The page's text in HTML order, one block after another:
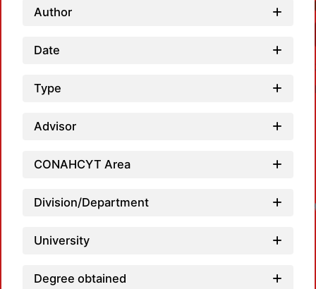
Author
Date
Type
Advisor
CONAHCYT Area
Division/Department
University
Degree obtained